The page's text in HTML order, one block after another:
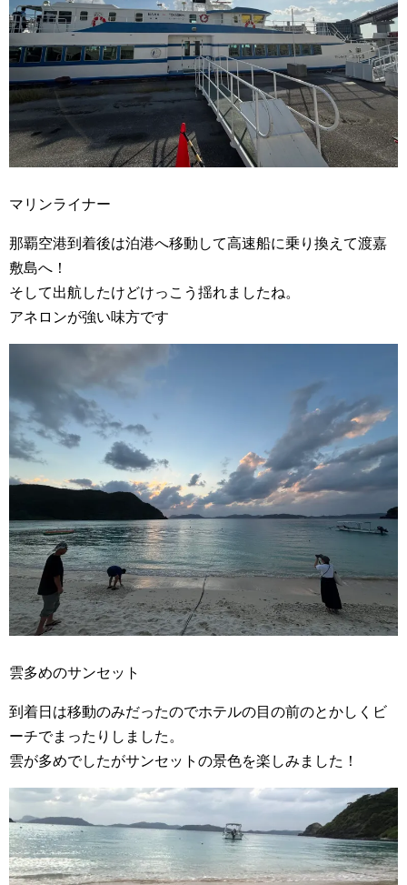
マリンライナー
那覇空港到着後は泊港へ移動して高速船に乗り換えて渡嘉
敷島へ！
そして出航したけどけっこう揺れましたね。
アネロンが強い味方です
雲多めのサンセット
到着日は移動のみだったのでホテルの目の前のとかしくビ
ーチでまったりしました。
雲が多めでしたがサンセットの景色を楽しみました！